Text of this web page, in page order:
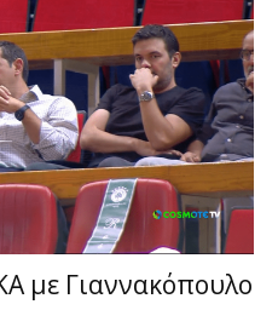
με Γιαννακόπουλο